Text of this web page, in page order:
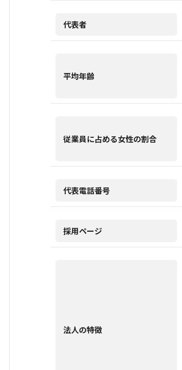
代表者
平均年齢
従業員に占める女性の割合
代表電話番号
採用ページ
法人の特徴